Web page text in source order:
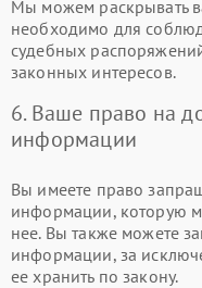
Мы можем раскрывать
необходимо для
судебных
законных интересов.
6. Ваше право на
информации
Вы имеете право
информации, которую
нее. Вы также можете
информации, за
ее хранить по закону.